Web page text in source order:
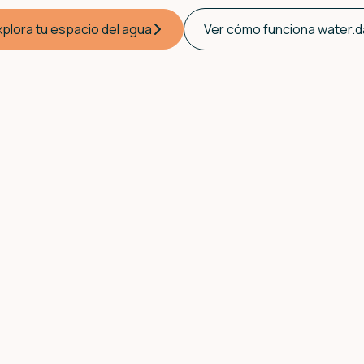
tu espacio del agua Ver cómo funciona